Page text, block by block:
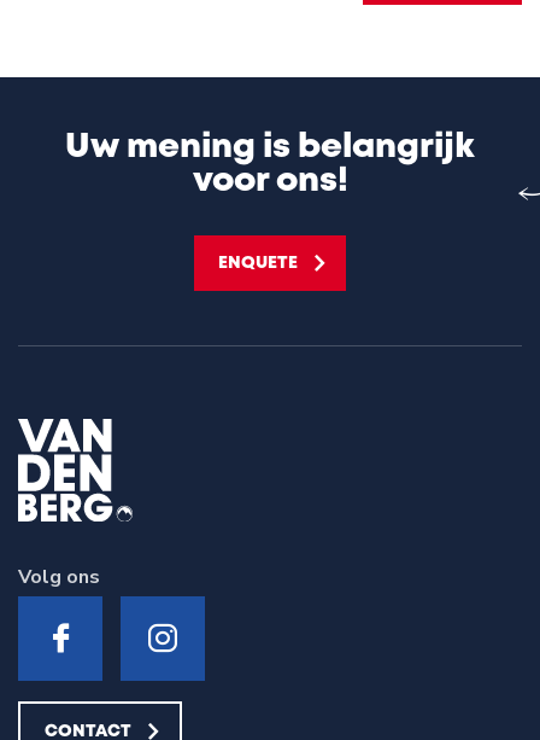
Uw mening is belangrijk
voor ons!
ENQUETE
Volg ons
CONTACT